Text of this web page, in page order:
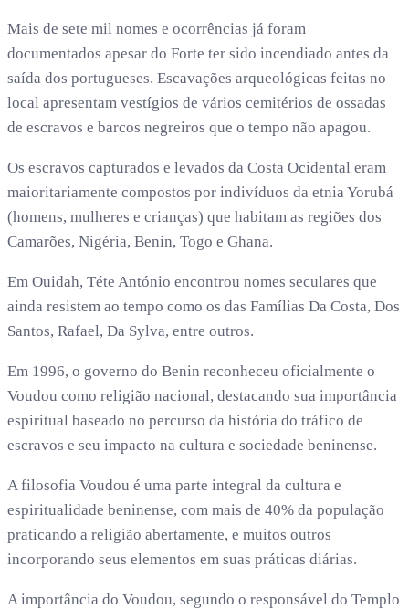
Mais de sete mil nomes e ocorrências já foram
documentados apesar do Forte ter sido incendiado antes da
saída dos portugueses. Escavações arqueológicas feitas no
local apresentam vestígios de vários cemitérios de ossadas
de escravos e barcos negreiros que o tempo não apagou.
Os escravos capturados e levados da Costa Ocidental eram
maioritariamente compostos por indivíduos da etnia Yorubá
(homens, mulheres e crianças) que habitam as regiões dos
Camarões, Nigéria, Benin, Togo e Ghana.
Em Ouidah, Téte António encontrou nomes seculares que
ainda resistem ao tempo como os das Famílias Da Costa, Dos
Santos, Rafael, Da Sylva, entre outros.
Em 1996, o governo do Benin reconheceu oficialmente o
Voudou como religião nacional, destacando sua importância
espiritual baseado no percurso da história do tráfico de
escravos e seu impacto na cultura e sociedade beninense.
A filosofia Voudou é uma parte integral da cultura e
espiritualidade beninense, com mais de 40% da população
praticando a religião abertamente, e muitos outros
incorporando seus elementos em suas práticas diárias.
A importância do Voudou, segundo o responsável do Templo